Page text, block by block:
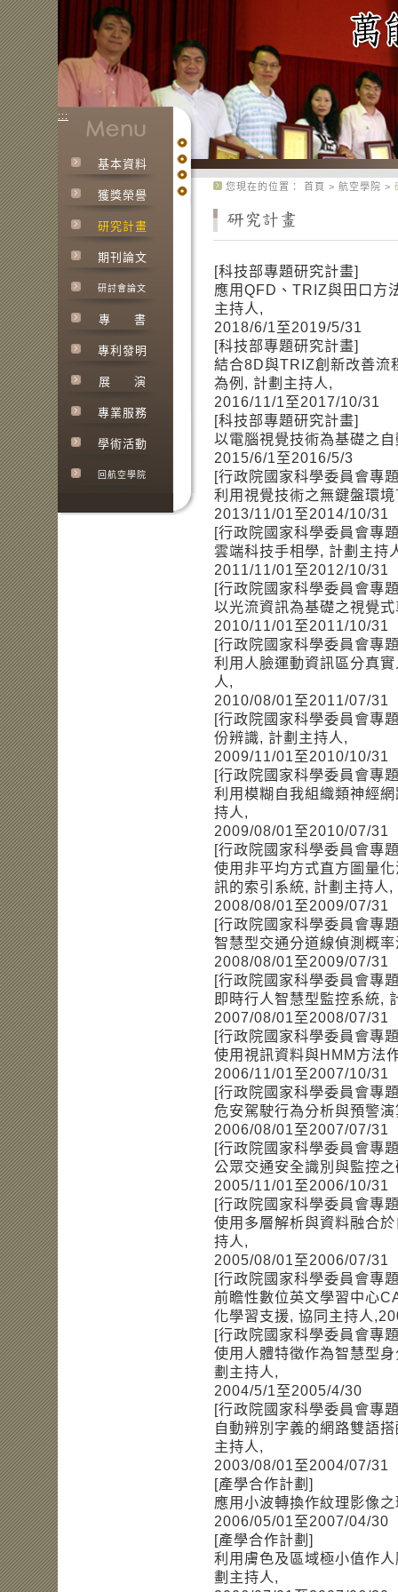
:::
基本資料
獲獎榮譽
研究計畫
期刊論文
研討會論文
專 書
專利發明
展 演
專業服務
學術活動
回航空學院
您現在的位置： 首頁 > 航空學院 >
[科技部專題研究計畫]
應用QFD、TRIZ與田口方
主持人,
2018/6/1至2019/5/31
[科技部專題研究計畫]
結合8D與TRIZ創新改善流
為例, 計劃主持人,
2016/11/1至2017/10/31
[科技部專題研究計畫]
以電腦視覺技術為基礎之
2015/6/1至2016/5/3
[行政院國家科學委員會專
利用視覺技術之無鍵盤環
2013/11/01至2014/10/31
[行政院國家科學委員會專
雲端科技手相學, 計劃主持
2011/11/01至2012/10/31
[行政院國家科學委員會專
以光流資訊為基礎之視覺
2010/11/01至2011/10/31
[行政院國家科學委員會專
利用人臉運動資訊區分真
人,
2010/08/01至2011/07/31
[行政院國家科學委員會專
份辨識, 計劃主持人,
2009/11/01至2010/10/31
[行政院國家科學委員會專
利用模糊自我組織類神經
持人,
2009/08/01至2010/07/31
[行政院國家科學委員會專
使用非平均方式直方圖量
訊的索引系統, 計劃主持人,
2008/08/01至2009/07/31
[行政院國家科學委員會專
智慧型交通分道線偵測概
2008/08/01至2009/07/31
[行政院國家科學委員會專
即時行人智慧型監控系統,
2007/08/01至2008/07/31
[行政院國家科學委員會專
使用視訊資料與HMM方法
2006/11/01至2007/10/31
[行政院國家科學委員會專
危安駕駛行為分析與預警
2006/08/01至2007/07/31
[行政院國家科學委員會專
公眾交通安全識別與監控
2005/11/01至2006/10/31
[行政院國家科學委員會專
使用多層解析與資料融合
持人,
2005/08/01至2006/07/31
[行政院國家科學委員會專
前瞻性數位英文學習中心
化學習支援, 協同主持人
[行政院國家科學委員會專
使用人體特徵作為智慧型
劃主持人,
2004/5/1至2005/4/30
[行政院國家科學委員會專
自動辨別字義的網路雙語
主持人,
2003/08/01至2004/07/31
[產學合作計劃]
應用小波轉換作紋理影像
2006/05/01至2007/04/30
[產學合作計劃]
利用膚色及區域極小值作
劃主持人,